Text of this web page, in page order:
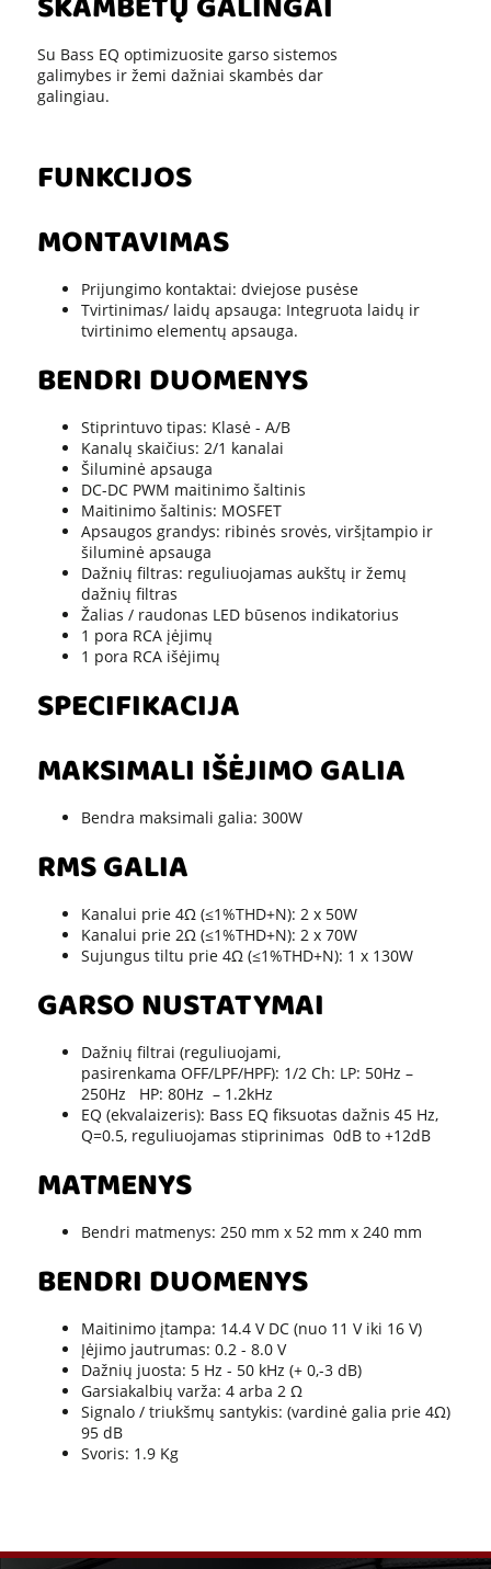
SKAMBĖTŲ GALINGAI
Su Bass EQ optimizuosite garso sistemos
galimybes ir žemi dažniai skambės dar
galingiau.
FUNKCIJOS
MONTAVIMAS
Prijungimo kontaktai: dviejose pusėse
Tvirtinimas/ laidų apsauga: Integruota laidų ir
tvirtinimo elementų apsauga.
BENDRI DUOMENYS
Stiprintuvo tipas: Klasė - A/B
Kanalų skaičius: 2/1 kanalai
Šiluminė apsauga
DC-DC PWM maitinimo šaltinis
Maitinimo šaltinis: MOSFET
Apsaugos grandys: ribinės srovės, viršįtampio ir
šiluminė apsauga
Dažnių filtras: reguliuojamas aukštų ir žemų
dažnių filtras
Žalias / raudonas LED būsenos indikatorius
1 pora RCA įėjimų
1 pora RCA išėjimų
SPECIFIKACIJA
MAKSIMALI IŠĖJIMO GALIA
Bendra maksimali galia: 300W
RMS GALIA
Kanalui prie 4Ω (≤1%THD+N): 2 x 50W
Kanalui prie 2Ω (≤1%THD+N): 2 x 70W
Sujungus tiltu prie 4Ω (≤1%THD+N): 1 x 130W
GARSO NUSTATYMAI
Dažnių filtrai (reguliuojami,
pasirenkama OFF/LPF/HPF): 1/2 Ch: LP: 50Hz –
250Hz HP: 80Hz – 1.2kHz
EQ (ekvalaizeris): Bass EQ fiksuotas dažnis 45 Hz,
Q=0.5, reguliuojamas stiprinimas 0dB to +12dB
MATMENYS
Bendri matmenys: 250 mm x 52 mm x 240 mm
BENDRI DUOMENYS
Maitinimo įtampa: 14.4 V DC (nuo 11 V iki 16 V)
Įėjimo jautrumas: 0.2 - 8.0 V
Dažnių juosta: 5 Hz - 50 kHz (+ 0,-3 dB)
Garsiakalbių varža: 4 arba 2 Ω
Signalo / triukšmų santykis: (vardinė galia prie 4Ω)
95 dB
Svoris: 1.9 Kg